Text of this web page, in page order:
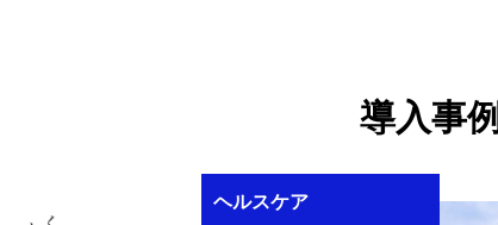
導入事例
ヘルスケア